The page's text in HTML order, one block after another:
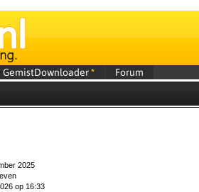
GemistDownloader* Forum
2025
op 16:33